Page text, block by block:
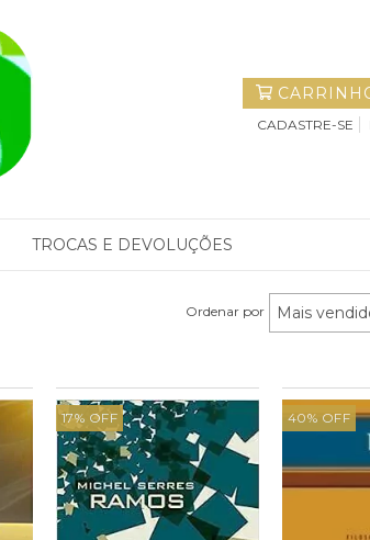
CADASTRE-SE
TROCAS E DEVOLUÇÕES
Ordenar por
17% OFF 40% OFF